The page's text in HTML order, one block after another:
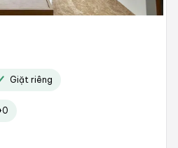
Giặt riêng
0